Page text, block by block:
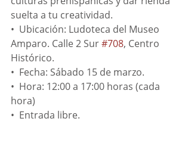
suelta a tu creatividad.
•⁠  ⁠Ubicación: Ludoteca del Museo
Amparo. Calle 2 Sur #708, Centro
Histórico.
•⁠  ⁠Fecha: Sábado 15 de marzo.
•⁠  ⁠Hora: 12:00 a 17:00 horas (cada
hora)
•⁠  ⁠Entrada libre.